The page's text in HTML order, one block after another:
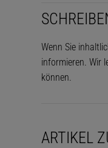
Wenn Sie
informieren. Wir
können.
ARTIKEL